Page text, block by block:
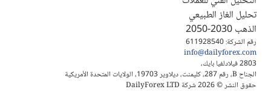
رقم الشركة: 611928540
info@dailyforex.com
2803 فيلادلفيا بايك،
الجناح B، رقم 287، كليمنت، ديلاوير 19703، الولايات المتحدة الأمريكية
حقوق النشر © 2026 شركة DailyForex LTD
تحليل الغاز الطبيعي
الذهب 2030-2050